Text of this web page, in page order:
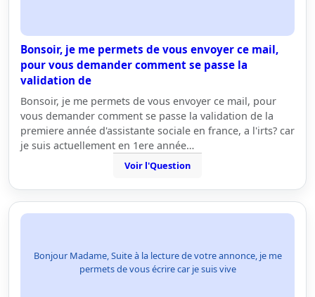
Bonsoir, je me permets de vous envoyer ce mail,
pour vous demander comment se passe la
validation de
Bonsoir, je me permets de vous envoyer ce mail, pour
vous demander comment se passe la validation de la
premiere année d'assistante sociale en france, a l'irts? car
je suis actuellement en 1ere année…
Voir l'Question
Bonjour Madame, Suite à la lecture de votre annonce, je me
permets de vous écrire car je suis vive